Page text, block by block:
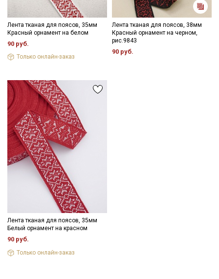
Лента тканая для поясов, 35мм
Красный орнамент на белом
90 руб.
Только онлайн-заказ
Лента тканая для поясов, 38мм
Красный орнамент на черном,
рис.9843
90 руб.
Лента тканая для поясов, 35мм
Белый орнамент на красном
90 руб.
Только онлайн-заказ
Ознакомлен(а) сПолитикой обработки персональных
данныхи даюСогласие на обработку персональных
данных
Согласие на получение рекламных и